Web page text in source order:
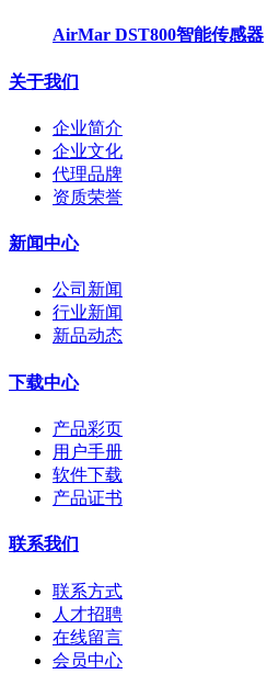
AirMar DST800智能传感器
关于我们
企业简介
企业文化
代理品牌
资质荣誉
新闻中心
公司新闻
行业新闻
新品动态
下载中心
产品彩页
用户手册
软件下载
产品证书
联系我们
联系方式
人才招聘
在线留言
会员中心